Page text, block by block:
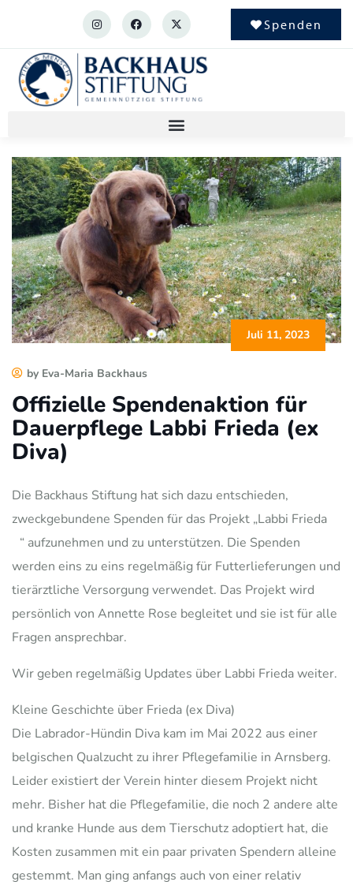
Spenden
Juli 11, 2023
by Eva-Maria Backhaus
Offizielle Spendenaktion für
Dauerpflege Labbi Frieda (ex
Diva)
Die Backhaus Stiftung hat sich dazu entschieden,
zweckgebundene Spenden für das Projekt „Labbi Frieda
“ aufzunehmen und zu unterstützen. Die Spenden
werden eins zu eins regelmäßig für Futterlieferungen und
tierärztliche Versorgung verwendet. Das Projekt wird
persönlich von Annette Rose begleitet und sie ist für alle
Fragen ansprechbar.
Wir geben regelmäßig Updates über Labbi Frieda weiter.
Kleine Geschichte über Frieda (ex Diva)
Die Labrador-Hündin Diva kam im Mai 2022 aus einer
belgischen Qualzucht zu ihrer Pflegefamilie in Arnsberg.
Leider existiert der Verein hinter diesem Projekt nicht
mehr. Bisher hat die Pflegefamilie, die noch 2 andere alte
und kranke Hunde aus dem Tierschutz adoptiert hat, die
Kosten zusammen mit ein paar privaten Spendern alleine
gestemmt. Man ging anfangs auch von einer relativ